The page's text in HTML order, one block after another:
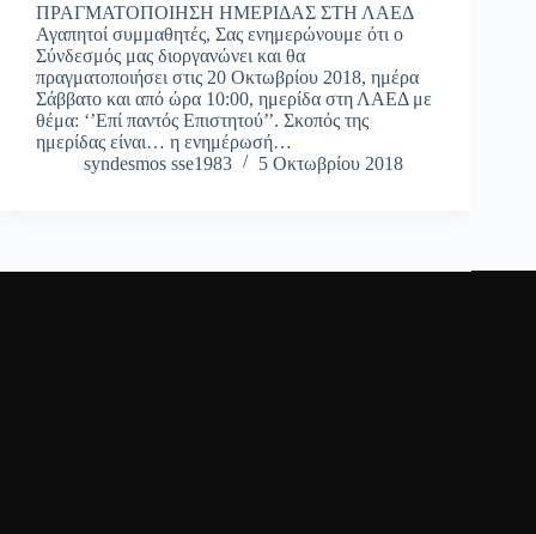
ΠΡΑΓΜΑΤΟΠΟΙΗΣΗ ΗΜΕΡΙΔΑΣ ΣΤΗ ΛΑΕΔ
Αγαπητοί συμμαθητές, Σας ενημερώνουμε ότι ο
Σύνδεσμός μας διοργανώνει και θα
πραγματοποιήσει στις 20 Οκτωβρίου 2018, ημέρα
Σάββατο και από ώρα 10:00, ημερίδα στη ΛΑΕΔ με
θέμα: ‘’Επί παντός Επιστητού’’. Σκοπός της
ημερίδας είναι… η ενημέρωσή…
syndesmos sse1983
5 Οκτωβρίου 2018